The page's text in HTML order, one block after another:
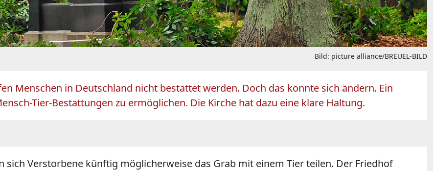
Bild: picture alliance/BREUEL-BILD
Menschen in Deutschland nicht bestattet werden. Doch das könnte sich ändern. Ein
Tier-Bestattungen zu ermöglichen. Die Kirche hat dazu eine klare Haltung.
sich Verstorbene künftig möglicherweise das Grab mit einem Tier teilen. Der Friedhof